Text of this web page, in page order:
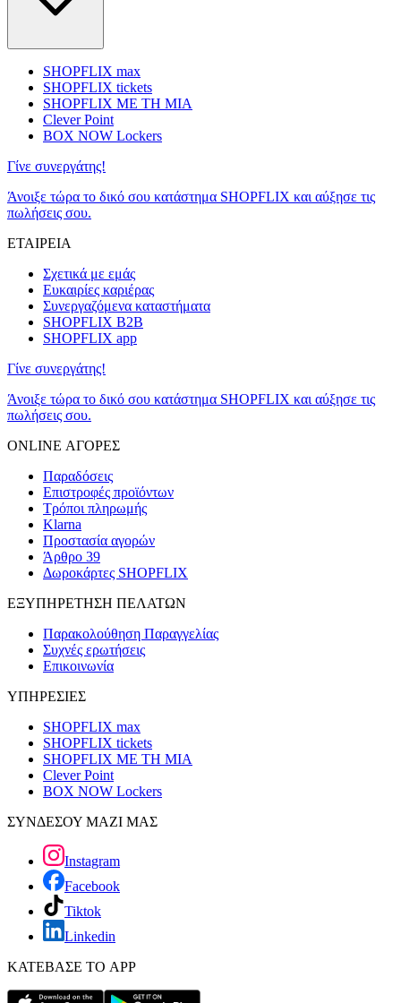
SHOPFLIX max
SHOPFLIX tickets
SHOPFLIX ΜΕ ΤΗ ΜΙΑ
Clever Point
BOX NOW Lockers
Γίνε συνεργάτης!
Άνοιξε τώρα το δικό σου κατάστημα SHOPFLIX και αύξησε τις
πωλήσεις σου.
ΕΤΑΙΡΕΙΑ
Σχετικά με εμάς
Ευκαιρίες καριέρας
Συνεργαζόμενα καταστήματα
SHOPFLIX B2B
SHOPFLIX app
Γίνε συνεργάτης!
Άνοιξε τώρα το δικό σου κατάστημα SHOPFLIX και αύξησε τις
πωλήσεις σου.
ONLINE ΑΓΟΡΕΣ
Παραδόσεις
Επιστροφές προϊόντων
Τρόποι πληρωμής
Klarna
Προστασία αγορών
Άρθρο 39
Δωροκάρτες SHOPFLIX
ΕΞΥΠΗΡΕΤΗΣΗ ΠΕΛΑΤΩΝ
Παρακολούθηση Παραγγελίας
Συχνές ερωτήσεις
Επικοινωνία
ΥΠΗΡΕΣΙΕΣ
SHOPFLIX max
SHOPFLIX tickets
SHOPFLIX ΜΕ ΤΗ ΜΙΑ
Clever Point
BOX NOW Lockers
ΣΥΝΔΕΣΟΥ ΜΑΖΙ ΜΑΣ
Instagram
Facebook
Tiktok
Linkedin
ΚΑΤΕΒΑΣΕ ΤΟ APP